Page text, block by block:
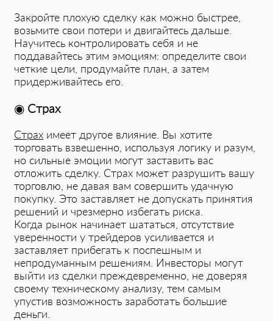
Закройте плохую сделку как можно быстрее,
возьмите свои потери и двигайтесь дальше.
Научитесь контролировать себя и не
поддавайтесь этим эмоциям: определите свои
четкие цели, продумайте план, а затем
придерживайтесь его.
◉ Страх
Страх имеет другое влияние. Вы хотите
торговать взвешенно, используя логику и разум,
но сильные эмоции могут заставить вас
отложить сделку. Страх может разрушить вашу
торговлю, не давая вам совершить удачную
покупку. Это заставляет не допускать принятия
решений и чрезмерно избегать риска.
Когда рынок начинает шататься, отсутствие
уверенности у трейдеров усиливается и
заставляет прибегать к поспешным и
непродуманным решениям. Инвесторы могут
выйти из сделки преждевременно, не доверяя
своему техническому анализу, тем самым
упустив возможность заработать большие
деньги.